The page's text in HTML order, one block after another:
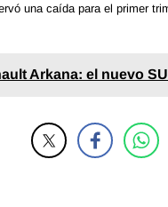
una caída para el primer
Arkana: el nuevo